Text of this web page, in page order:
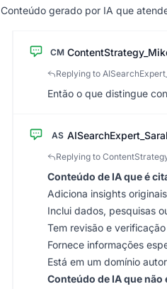
Conteúdo gerado por IA que
CM
Replying to
Então o que distingue
AS
Replying to
Conteúdo de IA que é
Adiciona insights
Inclui dados, pesquisas
Tem revisão e
Fornece informações
Está em um domínio
Conteúdo de IA que não